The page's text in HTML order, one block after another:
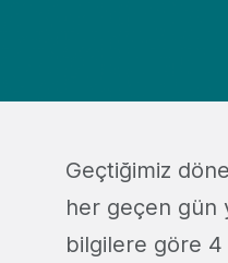
Geçtiğimiz
her geçen gün
bilgilere göre 4